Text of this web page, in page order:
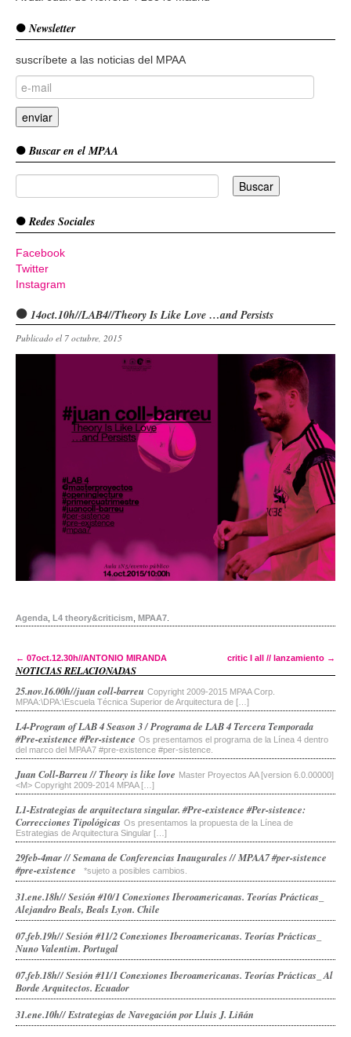
Newsletter
suscríbete a las noticias del MPAA
Buscar en el MPAA
Redes Sociales
Facebook
Twitter
Instagram
14oct.10h//LAB4//Theory Is Like Love …and Persists
Publicado el 7 octubre, 2015
Agenda L4 theory&criticism MPAA7
Post navigation
← 07oct.12.30h//ANTONIO MIRANDA critic I all // lanzamiento →
NOTICIAS RELACIONADAS
25.nov.16.00h//juan coll-barreu Copyright 2009-2015 MPAA Corp.
MPAA:\DPA:\Escuela Técnica Superior de Arquitectura de […]
L4-Program of LAB 4 Season 3 / Programa de LAB 4 Tercera Temporada
#Pre-existence #Per-sistence Os presentamos el programa de la Línea 4 dentro
del marco del MPAA7 #pre-existence #per-sistence.
Juan Coll-Barreu // Theory is like love Master Proyectos AA [version 6.0.00000]
<M> Copyright 2009-2014 MPAA […]
L1-Estrategias de arquitectura singular. #Pre-existence #Per-sistence:
Correcciones Tipológicas Os presentamos la propuesta de la Línea de
Estrategias de Arquitectura Singular […]
29feb-4mar // Semana de Conferencias Inaugurales // MPAA7 #per-sistence
#pre-existence
*sujeto a posibles cambios.
31.ene.18h// Sesión #10/1 Conexiones Iberoamericanas. Teorías Prácticas_
Alejandro Beals, Beals Lyon. Chile
07.feb.19h// Sesión #11/2 Conexiones Iberoamericanas. Teorías Prácticas_
Nuno Valentim. Portugal
07.feb.18h// Sesión #11/1 Conexiones Iberoamericanas. Teorías Prácticas_ Al
Borde Arquitectos. Ecuador
31.ene.10h// Estrategias de Navegación por Lluis J. Liñán